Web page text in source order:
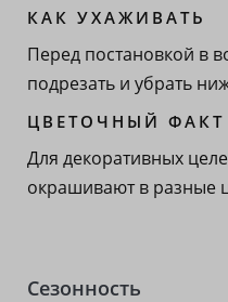
КАК УХАЖИВАТЬ
Перед постановкой в
подрезать и убрать
ЦВЕТОЧНЫЙ ФАКТ
Для декоративных
окрашивают в разные
Сезонность